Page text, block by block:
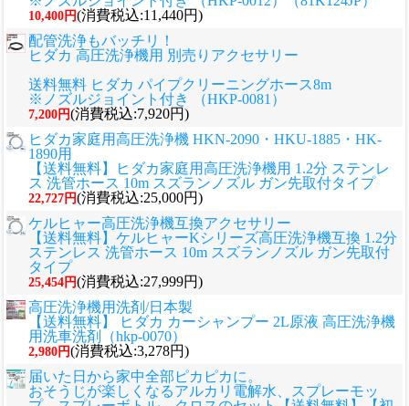
10,400円(消費税込:11,440円)
配管洗浄もバッチリ！
ヒダカ 高圧洗浄機用 別売りアクセサリー
送料無料 ヒダカ パイプクリーニングホース8m
※ノズルジョイント付き （HKP-0081）
7,200円(消費税込:7,920円)
ヒダカ家庭用高圧洗浄機 HKN-2090・HKU-1885・HK-
1890用
【送料無料】ヒダカ家庭用高圧洗浄機用 1.2分 ステンレ
ス 洗管ホース 10m スズランノズル ガン先取付タイプ
22,727円(消費税込:25,000円)
ケルヒャー高圧洗浄機互換アクセサリー
【送料無料】ケルヒャーKシリーズ高圧洗浄機互換 1.2分
ステンレス 洗管ホース 10m スズランノズル ガン先取付
タイプ
25,454円(消費税込:27,999円)
高圧洗浄機用洗剤/日本製
【送料無料】 ヒダカ カーシャンプー 2L原液 高圧洗浄機
用洗車洗剤（hkp-0070）
2,980円(消費税込:3,278円)
届いた日から家中全部ピカピカに。
おそうじが楽しくなるアルカリ電解水、スプレーモッ